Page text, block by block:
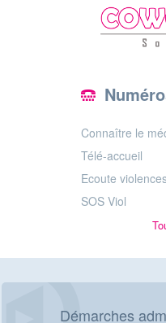
Connaître le
Télé-accueil
Ecoute
SOS Viol
Démarches